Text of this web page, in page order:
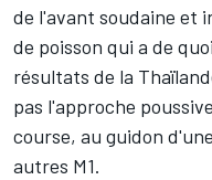
de l'avant soudaine et
de poisson qui a de
résultats de la
pas l'approche
course, au guidon
autres M1.